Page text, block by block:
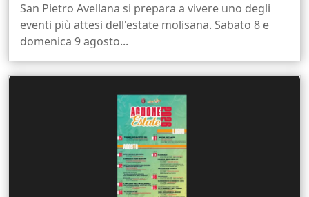
San Pietro Avellana si prepara a vivere uno degli
eventi più attesi dell'estate molisana. Sabato 8 e
domenica 9 agosto...